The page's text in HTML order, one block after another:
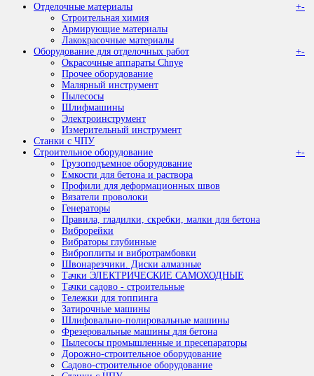
Отделочные материалы
+-
Строительная химия
Армирующие материалы
Лакокрасочные материалы
Оборудование для отделочных работ
+-
Окрасочные аппараты Chnye
Прочее оборудование
Малярный инструмент
Пылесосы
Шлифмашины
Электроинструмент
Измерительный инструмент
Станки с ЧПУ
Строительное оборудование
+-
Грузоподъемное оборудование
Емкости для бетона и раствора
Профили для деформационных швов
Вязатели проволоки
Генераторы
Правила, гладилки, скребки, малки для бетона
Виброрейки
Вибраторы глубинные
Виброплиты и вибротрамбовки
Швонарезчики. Диски алмазные
Тачки ЭЛЕКТРИЧЕСКИЕ САМОХОДНЫЕ
Тачки садово - строительные
Тележки для топпинга
Затирочные машины
Шлифовально-полировальные машины
Фрезеровальные машины для бетона
Пылесосы промышленные и пресепараторы
Дорожно-строительное оборудование
Садово-строительное оборудование